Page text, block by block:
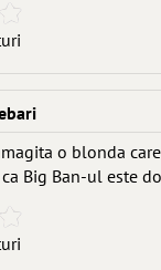
o blonda
Big Ban-ul este